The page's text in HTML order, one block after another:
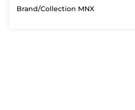
Brand/Collection MNX